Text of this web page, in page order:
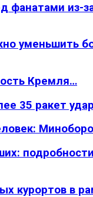
фанатами из-
уменьшить
Кремля…
35 ракет
курортов в